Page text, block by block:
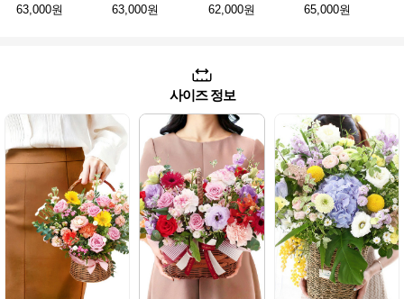
63,000원
63,000원
62,000원
65,000원
사이즈 정보